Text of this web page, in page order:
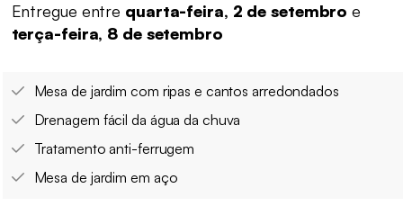
Entregue entre quarta-feira, 2 de setembroe
terça-feira, 8 de setembro
Mesa de jardim com ripas e cantos arredondados
Drenagem fácil da água da chuva
Tratamento anti-ferrugem
Mesa de jardim em aço